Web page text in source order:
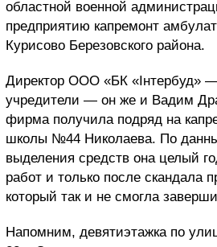
областной военной
предприятию капремонт
Курисово Березовского района.
Директор ООО «БК «Інтербуд»
учредители — он же и Вадим
фирма получила подряд на
школы №44 Николаева. По
выделения средств она целый
работ и только после скандала
который так и не смогла
Напомним, девятиэтажка по